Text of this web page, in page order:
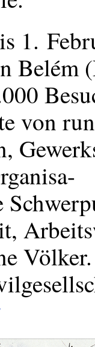
1.
Belém
von